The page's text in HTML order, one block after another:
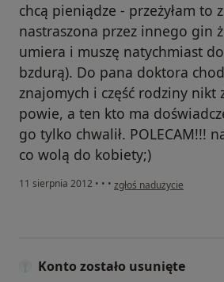
chcą pieniądze - przeżyłam to
nastraszona przez innego gin
umiera i muszę natychmiast
bzdurą). Do pana doktora
znajomych i część rodziny nikt
powie, a ten kto ma
go tylko chwalił. POLECAM!!!
co wolą do kobiety;)
11 sierpnia 2012 • • • w opinii użytkownika
zgłoś nadużycie
Konto zostało usunięte